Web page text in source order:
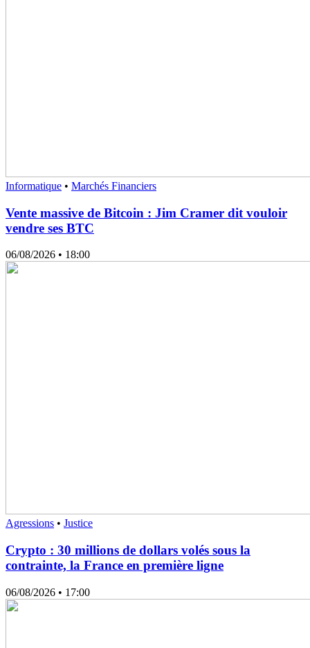
Informatique • Marchés Financiers
Vente massive de Bitcoin : Jim Cramer dit vouloir
vendre ses BTC
06/08/2026 • 18:00
Agressions • Justice
Crypto : 30 millions de dollars volés sous la
contrainte, la France en première ligne
06/08/2026 • 17:00